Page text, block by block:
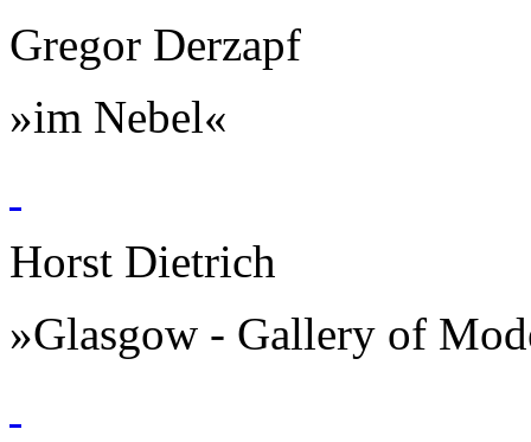
Gregor Derzapf
»im Nebel«
Horst Dietrich
»Glasgow - Gallery of